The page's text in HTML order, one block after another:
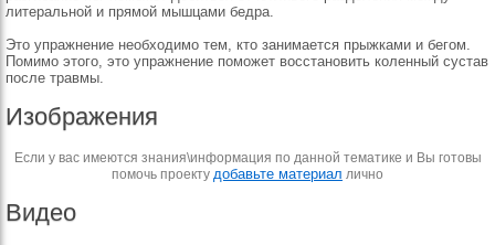
литеральной и прямой мышцами бедра.
Это упражнение необходимо тем, кто занимается прыжками и бегом.
Помимо этого, это упражнение поможет восстановить коленный сустав
после травмы.
Изображения
Если у вас имеются знания\информация по данной тематике и Вы готовы
помочь проекту добавьте материал лично
Видео